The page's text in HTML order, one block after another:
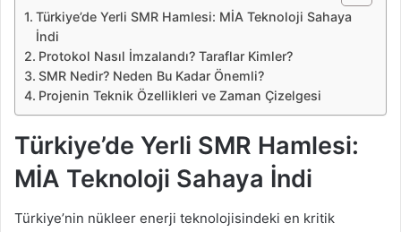
m
Türkiye’de Yerli SMR Hamlesi: MİA Teknoloji Sahaya
İndi
Protokol Nasıl İmzalandı? Taraflar Kimler?
SMR Nedir? Neden Bu Kadar Önemli?
Projenin Teknik Özellikleri ve Zaman Çizelgesi
Türkiye’de Yerli SMR Hamlesi:
MİA Teknoloji Sahaya İndi
Türkiye’nin nükleer enerji teknolojisindeki en kritik